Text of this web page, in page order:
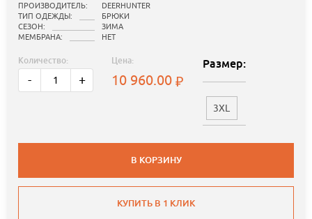
ПРОИЗВОДИТЕЛЬ:
DEERHUNTER
ТИП ОДЕЖДЫ:
БРЮКИ
СЕЗОН:
ЗИМА
МЕМБРАНА:
НЕТ
Количество:
- +
Цена:
10 960.00
Размер:
3XL
В КОРЗИНУ
КУПИТЬ В 1 КЛИК